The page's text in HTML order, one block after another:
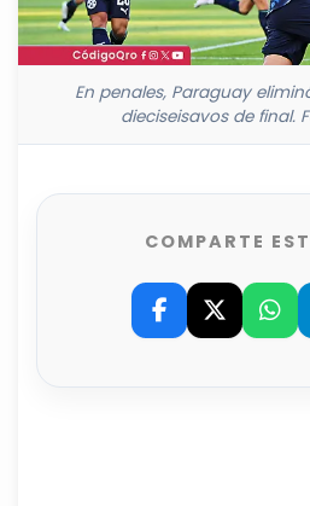
En penales, Paraguay
dieciseisavos de final.
COMPARTE